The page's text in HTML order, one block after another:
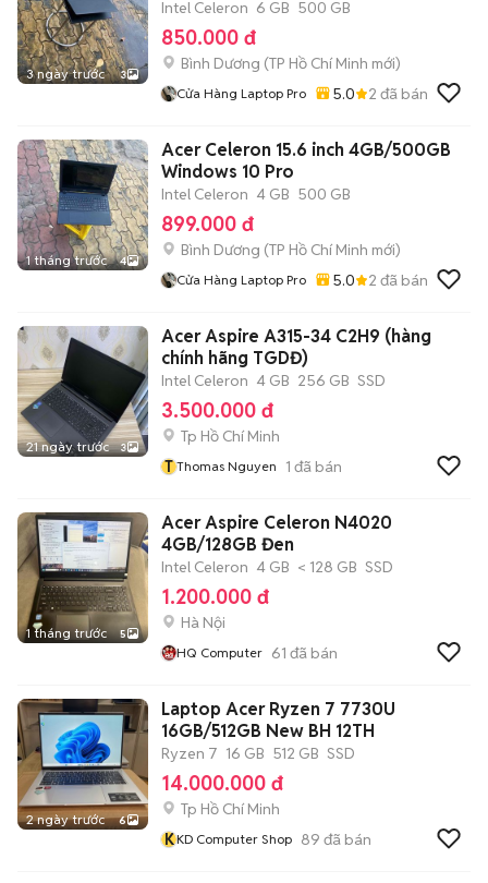
3 ngày trước 3
Intel Celeron 6 GB 500 GB
850.000 đ
Bình Dương (TP Hồ Chí Minh mới)
Cửa Hàng Laptop Pro 5.0 2 đã bán
1 tháng trước 4
Acer Celeron 15.6 inch 4GB/500GB
Windows 10 Pro
Intel Celeron 4 GB 500 GB
899.000 đ
Bình Dương (TP Hồ Chí Minh mới)
Cửa Hàng Laptop Pro 5.0 2 đã bán
21 ngày trước 3
Acer Aspire A315-34 C2H9 (hàng
chính hãng TGDĐ)
Intel Celeron 4 GB 256 GB SSD
3.500.000 đ
Tp Hồ Chí Minh
T Thomas Nguyen 1 đã bán
1 tháng trước 5
Acer Aspire Celeron N4020
4GB/128GB Đen
Intel Celeron 4 GB < 128 GB SSD
1.200.000 đ
Hà Nội
HQ Computer 61 đã bán
2 ngày trước 6
Laptop Acer Ryzen 7 7730U
16GB/512GB New BH 12TH
Ryzen 7 16 GB 512 GB SSD
14.000.000 đ
Tp Hồ Chí Minh
KKD Computer Shop 89 đã bán